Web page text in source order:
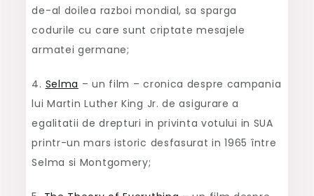
de-al doilea razboi mondial, sa sparga
codurile cu care sunt criptate mesajele
armatei germane;
4. Selma – un film – cronica despre campania
lui Martin Luther King Jr. de asigurare a
egalitatii de drepturi in privinta votului in SUA
printr-un mars istoric desfasurat in 1965 între
Selma si Montgomery;